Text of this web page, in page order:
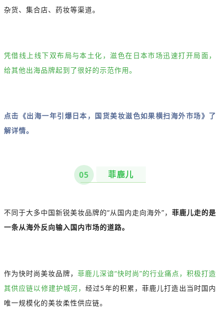
杂货、集合店、药妆等渠道。
凭借线上线下双布局与本土化，滋色在日本市场迅速打开局面，
给其他出海品牌起到了很好的示范作用。
点击《出海一年引爆日本，国货美妆滋色如果横扫海外市场》了
解详情。
05 菲鹿儿
不同于大多中国新锐美妆品牌的“从国内走向海外”， 菲鹿儿走的是
一条从海外反向输入国内市场的道路。
作为快时尚美妆品牌， 菲鹿儿深谙“快时尚”的行业痛点，积极打造
其供应链以修建护城河，经过5年的积累，菲鹿儿打造出当时国内
唯一规模化的美妆柔性供应链。